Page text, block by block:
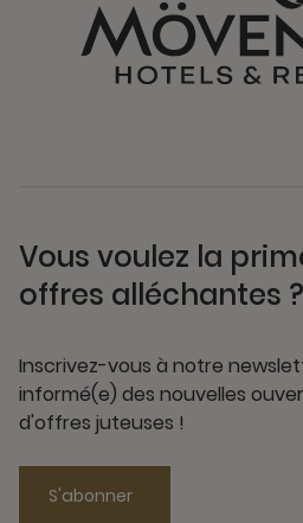
Vous voulez la
offres alléchantes ?
Inscrivez-vous à notre
informé(e) des nouvelles
d'offres juteuses !
S'abonner